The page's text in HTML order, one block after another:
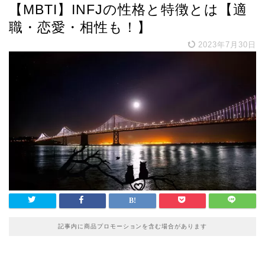
【MBTI】INFJの性格と特徴とは【適
職・恋愛・相性も！】
2023年7月30日
記事内に商品プロモーションを含む場合があります